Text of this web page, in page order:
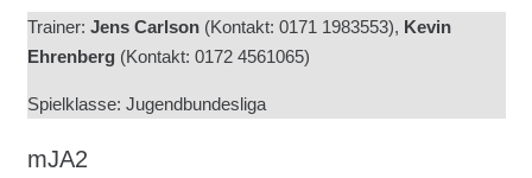
Trainer: Jens Carlson(Kontakt: 0171 1983553), Kevin
Ehrenberg(Kontakt: 0172 4561065)
Spielklasse: Jugendbundesliga
mJA2